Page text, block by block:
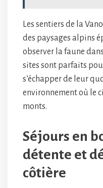
Les sentiers de la
des paysages alpins
observer la faune
sites sont parfaits
s’échapper de leur
environnement où le
monts.
Séjours en
détente et
côtière